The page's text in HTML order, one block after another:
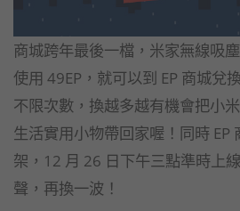
商城跨年最後一檔，米家無線吸
使用 49EP，就可以到 EP 商城兌
不限次數，換越多越有機會把小
生活實用小物帶回家喔！同時 EP
架，12 月 26 日下午三點準時上
聲，再換一波！